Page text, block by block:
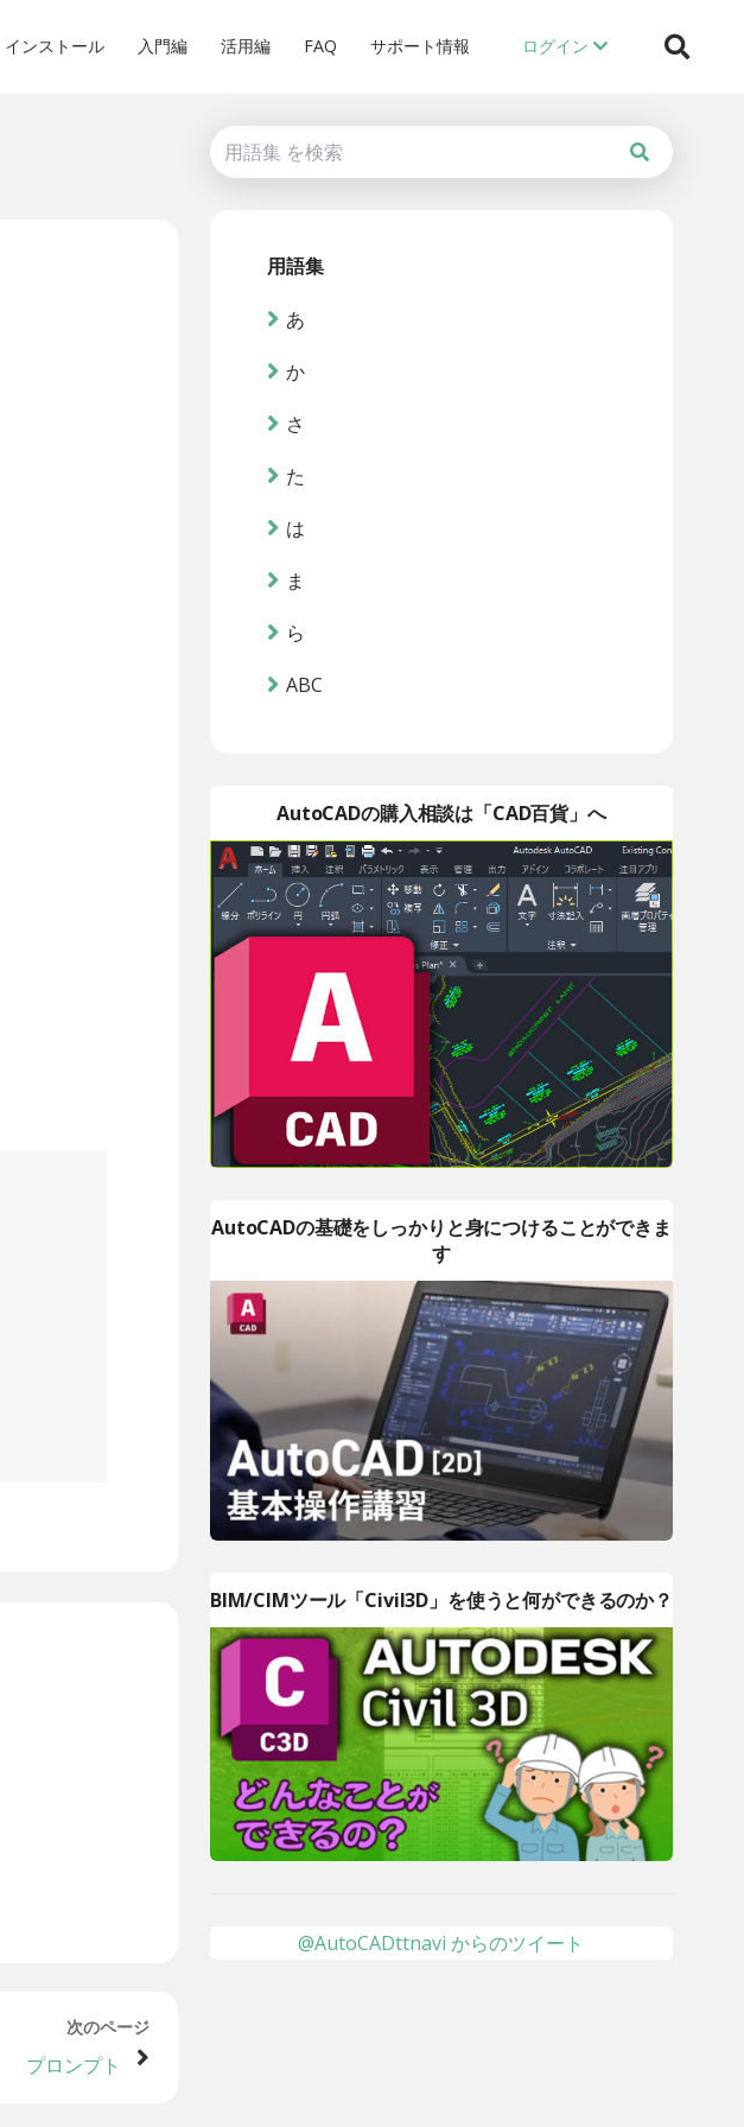
インストール 入門編 活用編 FAQ サポート情報 ログイン
次のページ
プロンプト
用語集
あ
か
さ
た
は
ま
ら
ABC
AutoCADの購入相談は「CAD百貨」へ
AutoCADの基礎をしっかりと身につけることができま
す
BIM/CIMツール「Civil3D」を使うと何ができるのか？
@AutoCADttnavi からのツイート